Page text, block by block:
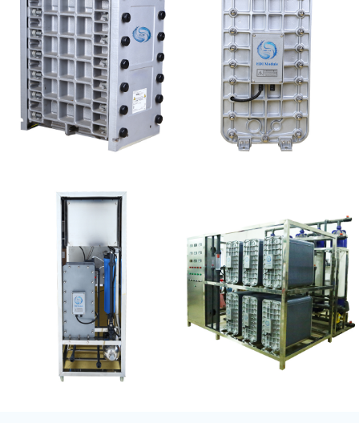
MK-TC100 EDI超纯水
处理设备
EDI超纯水处理设备
GE EDI模块维修
MK-TC100 EDI超纯水
处理设备